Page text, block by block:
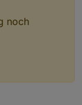
noch